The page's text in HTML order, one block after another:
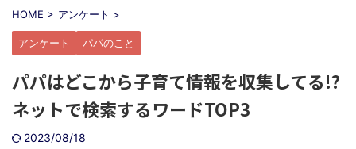
HOME > アンケート >
アンケート パパのこと
パパはどこから子育て情報を収集してる!?
ネットで検索するワードTOP3
2023/08/18